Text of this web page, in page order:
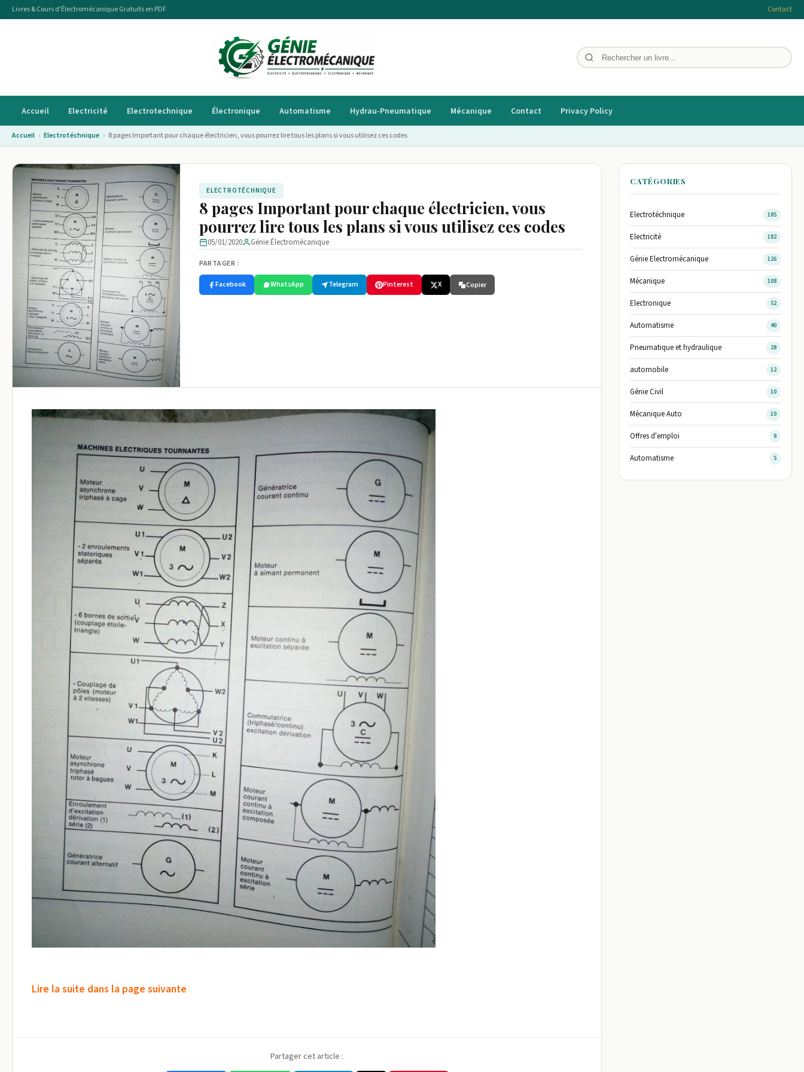
Livres & Cours d'Électromécanique Gratuits en PDF Contact
Accueil Electricité Electrotechnique Électronique Automatisme Hydrau-Pneumatique Mécanique Contact Privacy Policy
Accueil › Electrotéchnique › 8 pages Important pour chaque électricien, vous pourrez lire tous les plans si vous utilisez ces codes
ELECTROTÉCHNIQUE
8 pages Important pour chaque électricien, vous
pourrez lire tous les plans si vous utilisez ces codes
05/01/2020 Génie Électromécanique
PARTAGER :
Facebook WhatsApp Telegram Pinterest X Copier
Lire la suite dans la page suivante
Partager cet article :
CATÉGORIES
Electrotéchnique 185
Electricité 182
Génie Electromécanique 126
Mécanique 108
Electronique 52
Automatisme 40
Pneumatique et hydraulique 28
automobile 12
Génie Civil 10
Mécanique Auto 10
Offres d'emploi 9
Automatisme 5